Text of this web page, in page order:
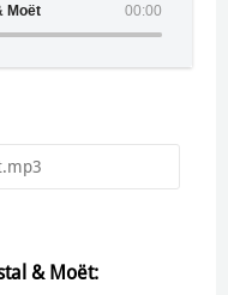
00:00
Moët
& Moët: